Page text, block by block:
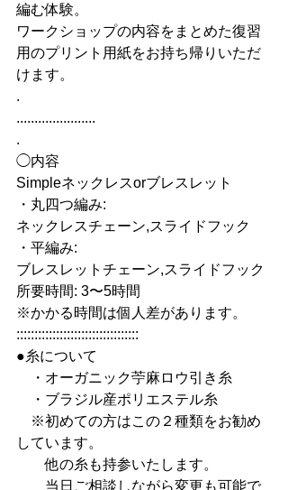
編む体験。
ワークショップの内容をまとめた復習
用のプリント用紙をお持ち帰りいただ
けます。
.
......................
.
◯内容
Simpleネックレスorブレスレット
・丸四つ編み:
ネックレスチェーン,スライドフック
・平編み:
ブレスレットチェーン,スライドフック
所要時間: 3〜5時間
※かかる時間は個人差があります。
::::::::::::::::::::::::::::::::::
●糸について
・オーガニック苧麻ロウ引き糸
・ブラジル産ポリエステル糸
※初めての方はこの２種類をお勧め
しています。
他の糸も持参いたします。
当日ご相談しながら変更も可能で